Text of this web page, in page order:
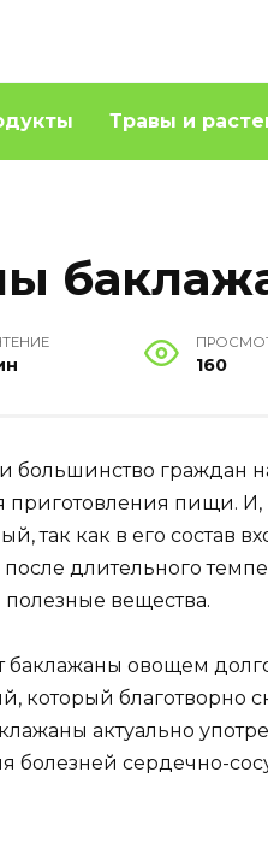
Травы и
160
и большинство граждан
приготовления пищи. И,
так как в его состав
длительного
полезные вещества.
овощем
который благотворно
актуально
болезней сердечно-